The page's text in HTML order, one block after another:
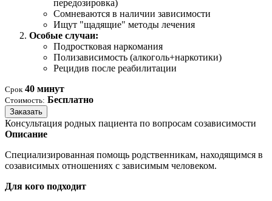
передозировка)
Сомневаются в наличии зависимости
Ищут "щадящие" методы лечения
Особые случаи:
Подростковая наркомания
Полизависимость (алкоголь+наркотики)
Рецидив после реабилитации
Срок 40 минут
Стоимость: Бесплатно
Заказать
Консультация родных пациента по вопросам созависимости
Описание
Специализированная помощь родственникам, находящимся в
созависимых отношениях с зависимым человеком.
Для кого подходит